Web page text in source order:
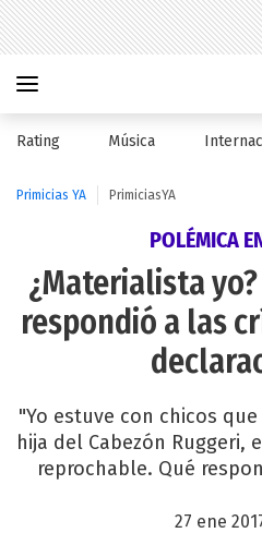
Rating Música
Primicias YA PrimiciasYA
POLÉMICA
¿Materialista
respondió a las
"Yo estuve con chicos
hija del Cabezón Ruggeri,
reprochable. Qué
27 ene